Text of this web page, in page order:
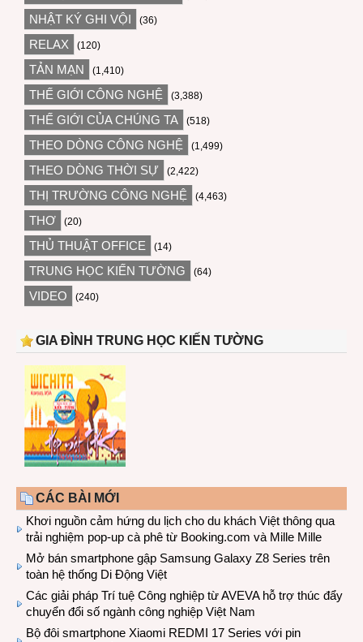
NHẬT KÝ GHI VỘI (36)
RELAX (120)
TẢN MẠN (1,410)
THẾ GIỚI CÔNG NGHỆ (3,388)
THẾ GIỚI CỦA CHÚNG TA (518)
THEO DÒNG CÔNG NGHỆ (1,499)
THEO DÒNG THỜI SỰ (2,422)
THỊ TRƯỜNG CÔNG NGHỆ (4,463)
THƠ (20)
THỦ THUẬT OFFICE (14)
TRUNG HỌC KIẾN TƯỜNG (64)
VIDEO (240)
GIA ĐÌNH TRUNG HỌC KIẾN TƯỜNG
CÁC BÀI MỚI
Khơi nguồn cảm hứng du lịch cho du khách Việt thông qua
trải nghiệm pop-up cà phê từ Booking.com và Mille Mille
Mở bán smartphone gập Samsung Galaxy Z8 Series trên
toàn hệ thống Di Động Việt
Các giải pháp Trí tuệ Công nghiệp từ AVEVA hỗ trợ thúc đẩy
chuyển đổi số ngành công nghiệp Việt Nam
Bộ đôi smartphone Xiaomi REDMI 17 Series với pin